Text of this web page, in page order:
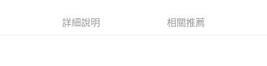
詳細說明 相關推薦